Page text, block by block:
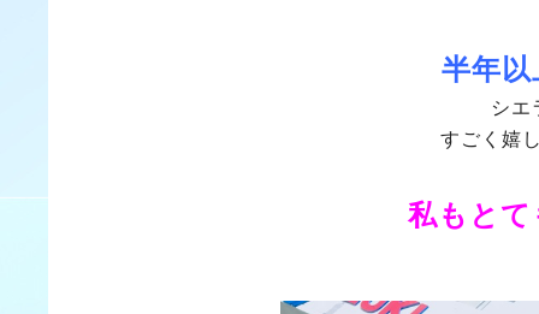
半年以
シエ
すごく嬉
私もと